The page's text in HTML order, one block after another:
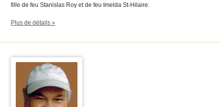
fille de feu Stanislas Roy et de feu Imelda St-Hilaire.
Plus de détails »